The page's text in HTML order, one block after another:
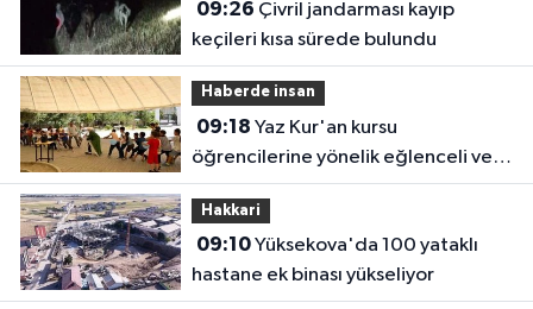
09:26
keçileri kısa sürede bulundu
Haberde insan
09:18
öğrencilerine yönelik eğlenceli ve
eğitici etkinlik
Hakkari
09:10Yüksekova'da 100 yataklı
hastane ek binası yükseliyor